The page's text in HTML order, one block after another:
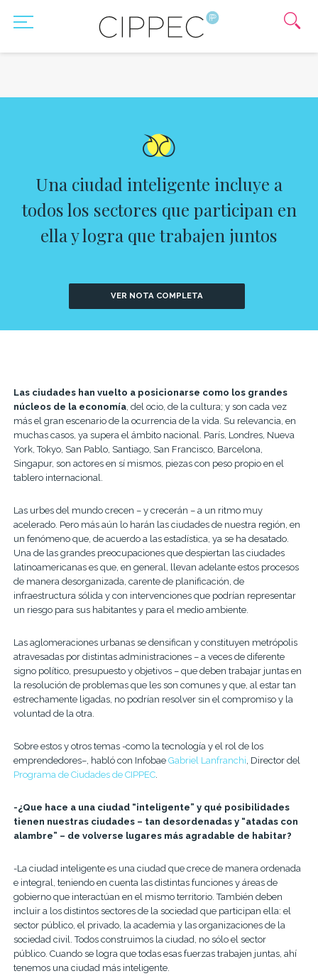
Una ciudad inteligente incluye a
todos los sectores que participan en
ella y logra que trabajen juntos
VER NOTA COMPLETA
Las ciudades han vuelto a posicionarse como los grandes
núcleos de la economía, del ocio, de la cultura; y son cada vez
más el gran escenario de la ocurrencia de la vida. Su relevancia, en
muchas casos, ya supera el ámbito nacional. París, Londres, Nueva
York, Tokyo, San Pablo, Santiago, San Francisco, Barcelona,
Singapur, son actores en sí mismos, piezas con peso propio en el
tablero internacional.
Las urbes del mundo crecen – y crecerán – a un ritmo muy
acelerado. Pero más aún lo harán las ciudades de nuestra región, en
un fenómeno que, de acuerdo a las estadística, ya se ha desatado.
Una de las grandes preocupaciones que despiertan las ciudades
latinoamericanas es que, en general, llevan adelante estos procesos
de manera desorganizada, carente de planificación, de
infraestructura sólida y con intervenciones que podrían representar
un riesgo para sus habitantes y para el medio ambiente.
Las aglomeraciones urbanas se densifican y constituyen metrópolis
atravesadas por distintas administraciones – a veces de diferente
signo político, presupuesto y objetivos – que deben trabajar juntas en
la resolución de problemas que les son comunes y que, al estar tan
estrechamente ligadas, no podrían resolver sin el compromiso y la
voluntad de la otra.
Sobre estos y otros temas -como la tecnología y el rol de los
emprendedores–, habló con Infobae Gabriel Lanfranchi , Director del
Programa de Ciudades de CIPPEC.
-¿Que hace a una ciudad “inteligente” y qué posibilidades
tienen nuestras ciudades – tan desordenadas y “atadas con
alambre” – de volverse lugares más agradable de habitar?
-La ciudad inteligente es una ciudad que crece de manera ordenada
e integral, teniendo en cuenta las distintas funciones y áreas de
gobierno que interactúan en el mismo territorio. También deben
incluir a los distintos sectores de la sociedad que participan ella: el
sector público, el privado, la academia y las organizaciones de la
sociedad civil. Todos construimos la ciudad, no sólo el sector
público. Cuando se logra que todas esas fuerzas trabajen juntas, ahí
tenemos una ciudad más inteligente.